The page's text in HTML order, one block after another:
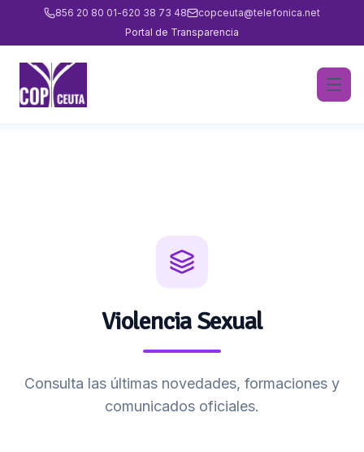
856 20 80 01-620 38 73 48
copceuta@telefonica.net
Portal de Transparencia
Violencia Sexual
Consulta las últimas novedades, formaciones y
comunicados oficiales.